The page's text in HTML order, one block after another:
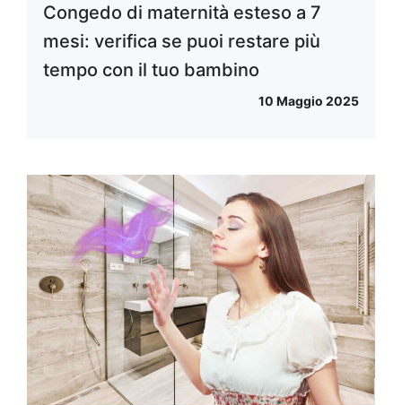
Congedo di maternità esteso a 7
mesi: verifica se puoi restare più
tempo con il tuo bambino
10 Maggio 2025